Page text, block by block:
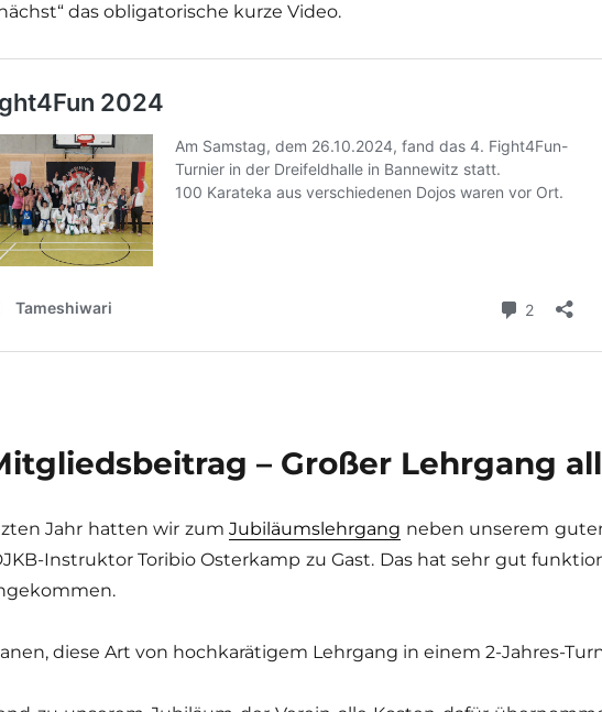
das obligatorische kurze Video.
– Großer Lehrgang
Jahr hatten wir zumJubiläumslehrgang neben unserem
Instruktor Toribio Osterkamp zu Gast. Das hat sehr gut
diese Art von hochkarätigem Lehrgang in einem 2-Jahres-